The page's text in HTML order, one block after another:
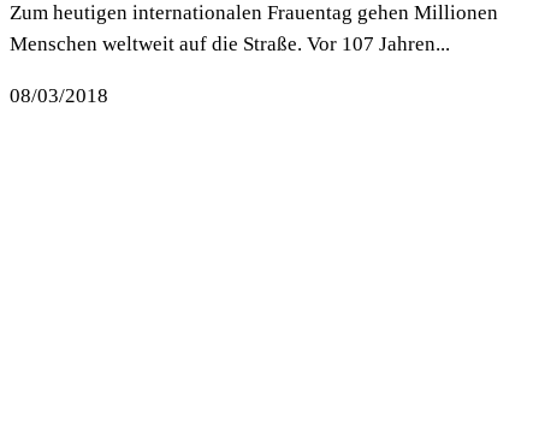
Zum heutigen internationalen Frauentag gehen Millionen
Menschen weltweit auf die Straße. Vor 107 Jahren...
08/03/2018